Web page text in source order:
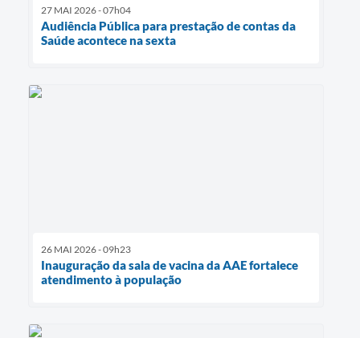
27 MAI 2026 - 07h04
Audiência Pública para prestação de contas da
Saúde acontece na sexta
26 MAI 2026 - 09h23
Inauguração da sala de vacina da AAE fortalece
atendimento à população